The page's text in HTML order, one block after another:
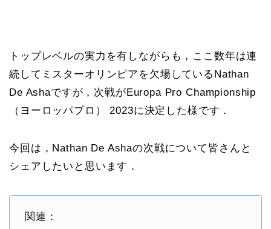
トップレベルの実力を有しながらも，ここ数年は連
続してミスターオリンピアを欠場しているNathan
De Ashaですが，次戦がEuropa Pro Championship
（ヨーロッパプロ） 2023に決定した様です．
今回は，Nathan De Ashaの次戦について皆さんと
シェアしたいと思います．
関連：